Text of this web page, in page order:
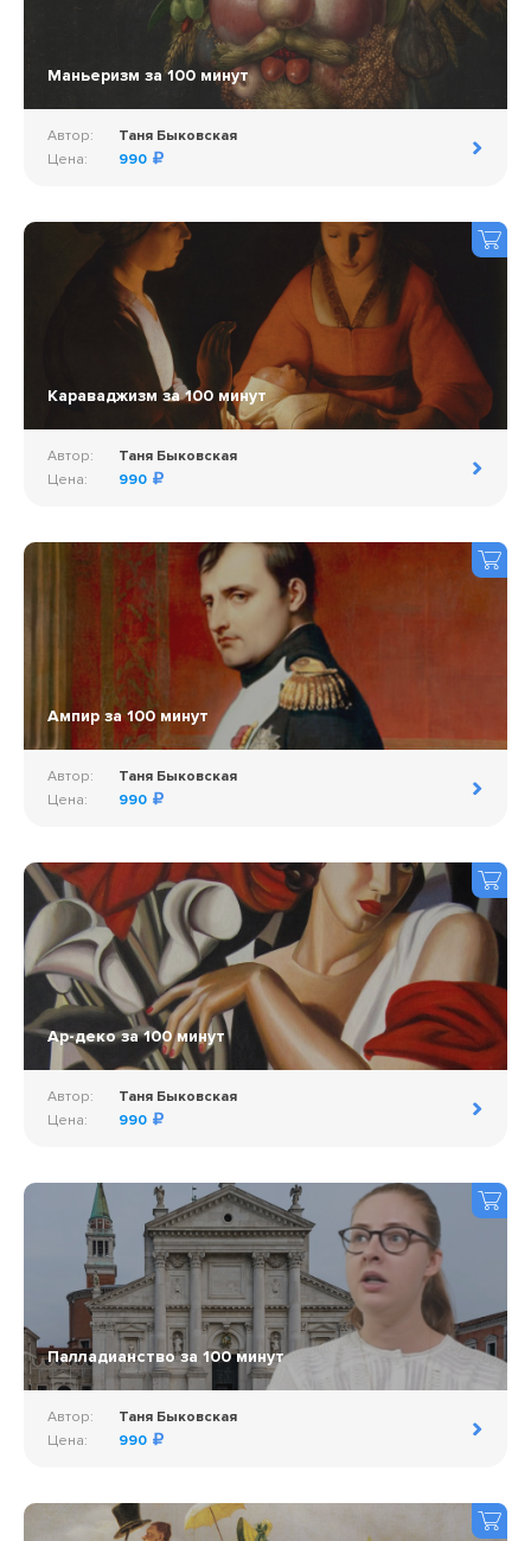
Маньеризм за 100 минут
Автор:
Таня Быковская
Цена:
990
Караваджизм за 100 минут
Автор:
Таня Быковская
Цена:
990
Ампир за 100 минут
Автор:
Таня Быковская
Цена:
990
Ар-деко за 100 минут
Автор:
Таня Быковская
Цена:
990
Палладианство за 100 минут
Автор:
Таня Быковская
Цена:
990